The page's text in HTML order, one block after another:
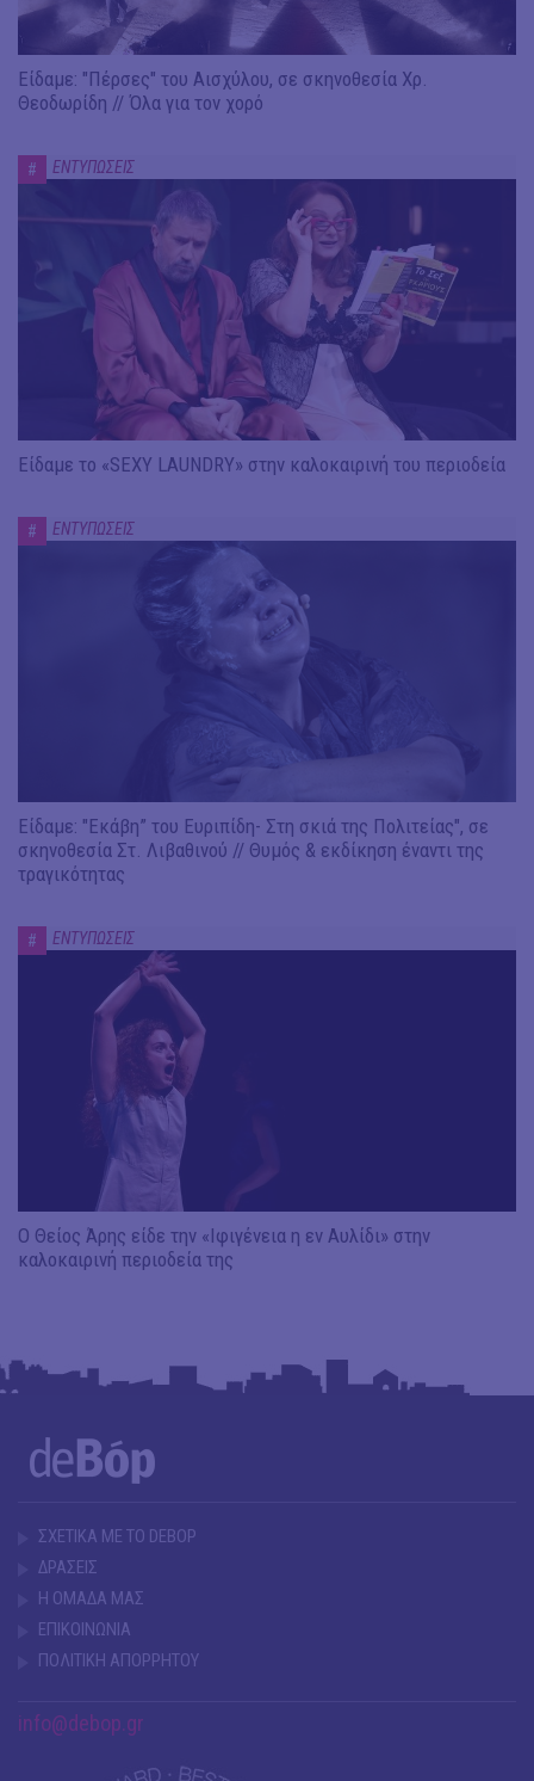
Είδαμε: "Πέρσες" του Αισχύλου, σε σκηνοθεσία Χρ.
Θεοδωρίδη // Όλα για τον χορό
# ΕΝΤΥΠΩΣΕΙΣ
Είδαμε το «SEXY LAUNDRY» στην καλοκαιρινή του περιοδεία
# ΕΝΤΥΠΩΣΕΙΣ
Είδαμε: "Εκάβη” του Ευριπίδη- Στη σκιά της Πολιτείας", σε
σκηνοθεσία Στ. Λιβαθινού // Θυμός & εκδίκηση έναντι της
τραγικότητας
# ΕΝΤΥΠΩΣΕΙΣ
Ο Θείος Άρης είδε την «Ιφιγένεια η εν Αυλίδι» στην
καλοκαιρινή περιοδεία της
ΣΧΕΤΙΚΑ ΜΕ ΤΟ DEBOP
ΔΡΑΣΕΙΣ
Η ΟΜΑΔΑ ΜΑΣ
ΕΠΙΚΟΙΝΩΝΙΑ
ΠΟΛΙΤΙΚΗ ΑΠΟΡΡΗΤΟΥ
info@debop.gr